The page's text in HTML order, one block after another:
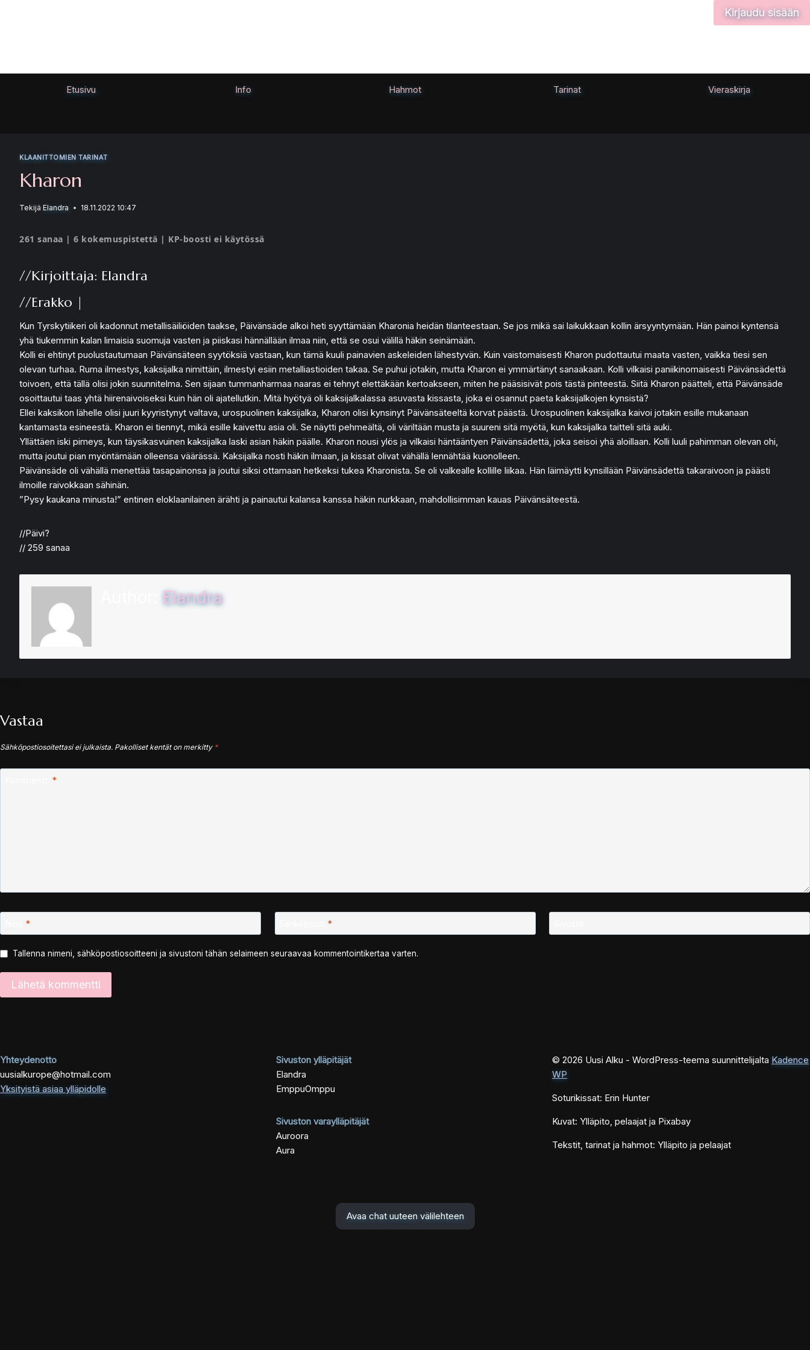
Kirjaudu sisään
Etusivu Info Hahmot Tarinat Vieraskirja
KLAANITTOMIEN TARINAT
Kharon
Tekijä Elandra 18.11.2022 10:47
261 sanaa | 6 kokemuspistettä | KP-boosti ei käytössä
//Kirjoittaja: Elandra
//Erakko |
Kun Tyrskytiikeri oli kadonnut metallisäiliöiden taakse, Päivänsäde alkoi heti syyttämään Kharonia heidän tilanteestaan. Se jos mikä sai laikukkaan kollin ärsyyntymään. Hän painoi kyntensä
yhä tiukemmin kalan limaisia suomuja vasten ja piiskasi hännällään ilmaa niin, että se osui välillä häkin seinämään.
Kolli ei ehtinyt puolustautumaan Päivänsäteen syytöksiä vastaan, kun tämä kuuli painavien askeleiden lähestyvän. Kuin vaistomaisesti Kharon pudottautui maata vasten, vaikka tiesi sen
olevan turhaa. Ruma ilmestys, kaksijalka nimittäin, ilmestyi esiin metalliastioiden takaa. Se puhui jotakin, mutta Kharon ei ymmärtänyt sanaakaan. Kolli vilkaisi paniikinomaisesti Päivänsädettä
toivoen, että tällä olisi jokin suunnitelma. Sen sijaan tummanharmaa naaras ei tehnyt elettäkään kertoakseen, miten he pääsisivät pois tästä pinteestä. Siitä Kharon päätteli, että Päivänsäde
osoittautui taas yhtä hiirenaivoiseksi kuin hän oli ajatellutkin. Mitä hyötyä oli kaksijalkalassa asuvasta kissasta, joka ei osannut paeta kaksijalkojen kynsistä?
Ellei kaksikon lähelle olisi juuri kyyristynyt valtava, urospuolinen kaksijalka, Kharon olisi kynsinyt Päivänsäteeltä korvat päästä. Urospuolinen kaksijalka kaivoi jotakin esille mukanaan
kantamasta esineestä. Kharon ei tiennyt, mikä esille kaivettu asia oli. Se näytti pehmeältä, oli väriltään musta ja suureni sitä myötä, kun kaksijalka taitteli sitä auki.
Yllättäen iski pimeys, kun täysikasvuinen kaksijalka laski asian häkin päälle. Kharon nousi ylös ja vilkaisi häntääntyen Päivänsädettä, joka seisoi yhä aloillaan. Kolli luuli pahimman olevan ohi,
mutta joutui pian myöntämään olleensa väärässä. Kaksijalka nosti häkin ilmaan, ja kissat olivat vähällä lennähtää kuonolleen.
Päivänsäde oli vähällä menettää tasapainonsa ja joutui siksi ottamaan hetkeksi tukea Kharonista. Se oli valkealle kollille liikaa. Hän läimäytti kynsillään Päivänsädettä takaraivoon ja päästi
ilmoille raivokkaan sähinän.
”Pysy kaukana minusta!” entinen eloklaanilainen ärähti ja painautui kalansa kanssa häkin nurkkaan, mahdollisimman kauas Päivänsäteestä.
//Päivi?
// 259 sanaa
Elandra
Vastaa
Sähköpostiosoitettasi ei julkaista. Pakolliset kentät on merkitty *
*
* *
Tallenna nimeni, sähköpostiosoitteeni ja sivustoni tähän selaimeen seuraavaa kommentointikertaa varten.
Yhteydenotto
uusialkurope@hotmail.com
Yksityistä asiaa ylläpidolle
Sivuston ylläpitäjät
Elandra
EmppuOmppu
Sivuston varaylläpitäjät
Auroora
Aura
© 2026 Uusi Alku - WordPress-teema suunnittelijalta Kadence
WP
Soturikissat: Erin Hunter
Kuvat: Ylläpito, pelaajat ja Pixabay
Tekstit, tarinat ja hahmot: Ylläpito ja pelaajat
Avaa chat uuteen välilehteen